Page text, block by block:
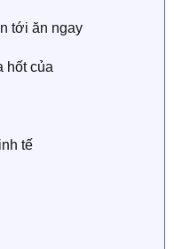
tới ăn ngay
hốt của
tế